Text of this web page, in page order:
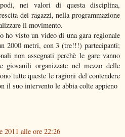
nei valori di questa disciplina,
dei ragazzi, nella programmazione
il movimento.
ho visto un video di una gara regionale
2000 metri, con 3 (tre!!!) partecipanti;
non assegnati perchè le gare vanno
giovanili organizzate nel mezzo delle
tutte queste le ragioni del contendere
il suo intervento le abbia colte appieno
2011 alle ore 22:26